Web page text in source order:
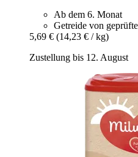
Ab dem 6. Monat
Getreide von
5,69 € (14,23 € / kg)
Zustellung bis 12. August